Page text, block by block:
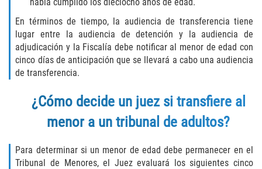
Delitos de Cuello Blanco
Apropiación Indebida de Fondos
Públicos
Falsificación
Malversación de Fondos
Presentación de Documentos Falsos
En términos de tiempo, la audiencia de transferencia tiene
lugar entre la audiencia de detención y la audiencia de
adjudicación y la Fiscalía debe notificar al menor de edad con
cinco días de anticipación que se llevará a cabo una audiencia
de transferencia.
¿Cómo decide un juez si transfiere al
menor a un tribunal de adultos?
Para determinar si un menor de edad debe permanecer en el
Tribunal de Menores, el Juez evaluará los siguientes cinco